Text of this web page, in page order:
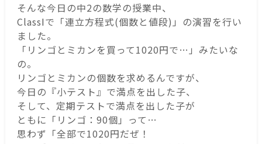
そんな今日の中2の数学の授業中、
ClassⅠで「連立方程式(個数と値段)」の演習を行い
ました。
「リンゴとミカンを買って1020円で…」みたいな
の。
リンゴとミカンの個数を求めるんですが、
今日の『小テスト』で満点を出した子、
そして、定期テストで満点を出した子が
ともに「リンゴ：90個」って…
思わず「全部で1020円だぜ！